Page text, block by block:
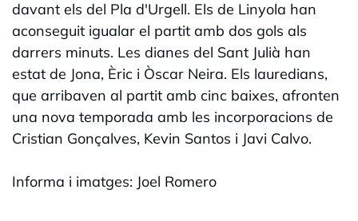
davant els del Pla d'Urgell. Els de Linyola han
aconseguit igualar el partit amb dos gols als
darrers minuts. Les dianes del Sant Julià han
estat de Jona, Èric i Òscar Neira. Els lauredians,
que arribaven al partit amb cinc baixes, afronten
una nova temporada amb les incorporacions de
Cristian Gonçalves, Kevin Santos i Javi Calvo.
Informa i imatges: Joel Romero